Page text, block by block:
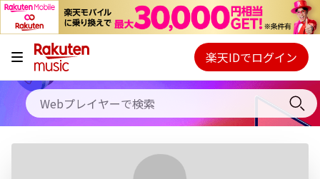
キャンペーン
料金プラン
使い方
Webプレイヤー
ご契約内容の確認・変更
楽天IDでログイン